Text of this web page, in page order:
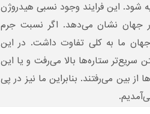
شود. این فرایند وجود نسبی هیدروژن
جهان نشان می‌دهد. اگر نسبت جرم
جهان ما به کلی تفاوت داشت. در این
سریع‌تر ستاره‌ها بالا می‌رفت و یا این
بین می‌رفتند. بنابراین ما نیز در پی